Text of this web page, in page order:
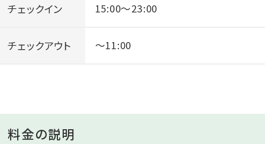
チェックイン 15:00～23:00
チェックアウト ～11:00
料金の説明